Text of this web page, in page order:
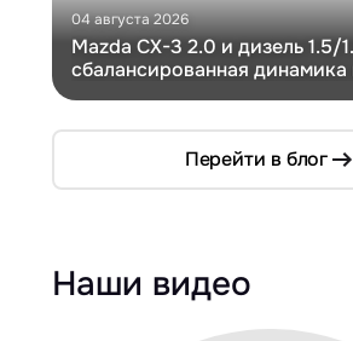
04 августа 2026
Mazda CX-3 2.0 и дизель 1.5/
сбалансированная динамика
Перейти в блог
Наши видео